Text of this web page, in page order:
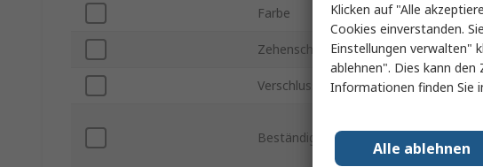
Farbe Grau,
Zehenschutzkappe Typ
Verschlusstyp Schnüren
Beständigkeitsmerkmale
Klicken auf "Alle
Cookies einverstanden.
Einstellungen verwalten"
ablehnen". Dies kann
Informationen finden Sie
Alle ablehnen